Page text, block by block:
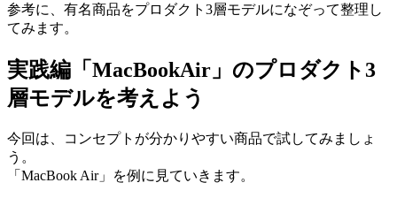
参考に、有名商品をプロダクト3層モデルになぞって整理し
てみます。
実践編「MacBookAir」のプロダクト3
層モデルを考えよう
今回は、コンセプトが分かりやすい商品で試してみましょ
う。
「MacBook Air」を例に見ていきます。